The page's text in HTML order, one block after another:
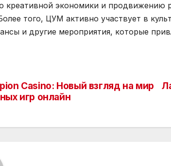
креативной экономики и продвижению
того, ЦУМ активно участвует в
и другие мероприятия, которые
Casino: Новый взгляд на мир
игр онлайн